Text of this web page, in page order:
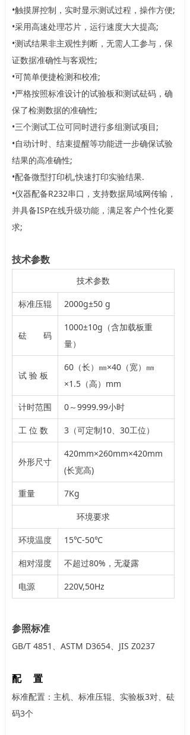
•触摸屏控制，实时显示测试过程，操作方便;
•采用高速处理芯片，运行速度大大提高;
•测试结果非主观性判断，无需人工参与，保
证数据准确性与客观性;
•可简单便捷检测和校准;
•严格按照标准设计的试验板和测试砝码，确
保了检测数据的准确性;
•三个测试工位可同时进行多组测试项目;
•自动计时、结束提醒等功能进一步确保试验
结果的高准确性;
•配备微型打印机,快速打印实验结果.
•仪器配备R232串口，支持数据局域网传输，
并具备ISP在线升级功能，满足客户个性化要
求;
技术参数
技术参数
标准压辊 2000g±50 g
砝 码
1000±10g（含加载板重
量）
试 验 板
60（长）㎜×40（宽）㎜
×1.5（高）mm
计时范围 0～9999.99小时
工 位 数 3（可定制10、30工位）
外形尺寸
420mm×260mm×420mm
(长宽高)
重量 7Kg
环境要求
环境温度 15℃-50℃
相对湿度 不超过80%，无凝露
电源 220V,50Hz
参照标准
GB/T 4851、ASTM D3654、JIS Z0237
配 置
标准配置：主机、标准压辊、实验板3对、砝
码3个